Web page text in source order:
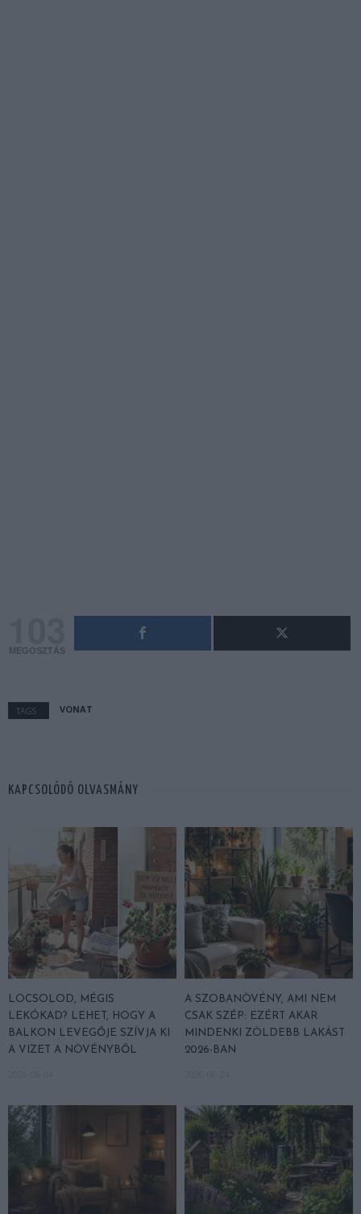
MEGOSZTÁS
TAGS : VONAT
KAPCSOLÓDÓ OLVASMÁNY
LOCSOLOD, MÉGIS
LEKÓKAD? LEHET, HOGY A
BALKON LEVEGŐJE SZÍVJA KI
A VIZET A NÖVÉNYBŐL
A SZOBANÖVÉNY, AMI NEM
CSAK SZÉP: EZÉRT AKAR
MINDENKI ZÖLDEBB LAKÁST
2026-BAN